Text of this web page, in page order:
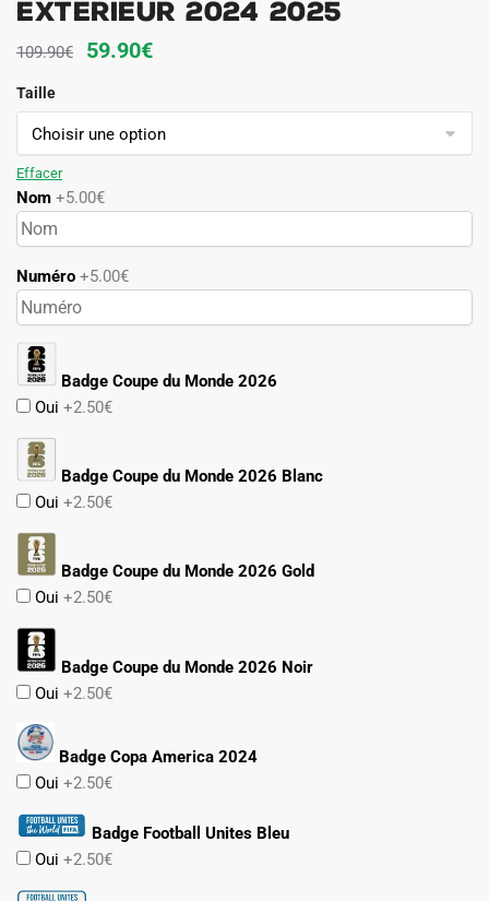
Exterieur 2024 2025
109.90€
Le
initial
était :
59.90€Le
actuel
est :
Taille
Effacer
Nom +5.00€
Numéro +5.00€
Badge Coupe du Monde 2026
Oui +2.50€
Badge Coupe du Monde 2026 Blanc
Oui +2.50€
Badge Coupe du Monde 2026 Gold
Oui +2.50€
Badge Coupe du Monde 2026 Noir
Oui +2.50€
Badge Copa America 2024
Oui +2.50€
Badge Football Unites Bleu
Oui +2.50€